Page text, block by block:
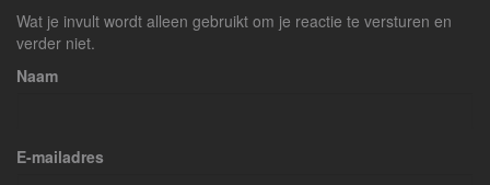
Wat je invult wordt alleen gebruikt om je reactie te versturen en
verder niet.
Naam
E-mailadres